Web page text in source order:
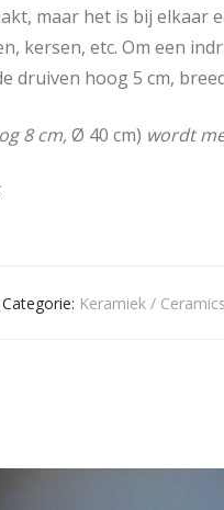
maar het is bij
kersen, etc. Om een
druiven hoog 5 cm,
8 cm,Ø 40 cm) wordt
Categorie: Keramiek / Ceramics